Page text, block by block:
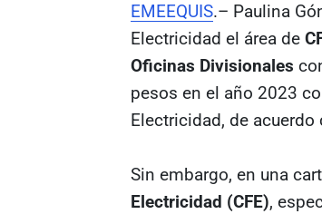
EMEEQUIS.– Paulina
Electricidad el área de
Oficinas Divisionales
pesos en el año 2023
Electricidad, de
Sin embargo, en una
Electricidad (CFE),